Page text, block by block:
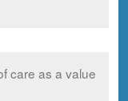
care as a value